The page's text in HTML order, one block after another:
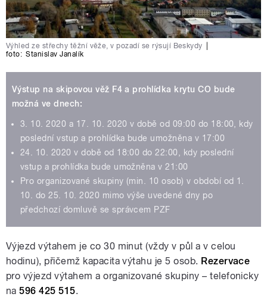
Výhled ze střechy těžní věže, v pozadí se rýsují Beskydy
foto: Stanislav Janalík
Výstup na skipovou věž F4 a prohlídka krytu CO bude
možná ve dnech:
3. 10. 2020 a 17. 10. 2020 v době od 09:00 do 18:00, kdy
poslední vstup a prohlídka bude umožněna v 17:00
24. 10. 2020 v době od 18:00 do 22:00, kdy poslední
vstup a prohlídka bude umožněna v 21:00
Pro organizované skupiny (min. 10 osob) v období od 1.
10. do 25. 10. 2020 mimo výše uvedené dny po
předchozí domluvě se správcem PZF
Výjezd výtahem je co 30 minut (vždy v půl a v celou
hodinu), přičemž kapacita výtahu je 5 osob. Rezervace
pro výjezd výtahem a organizované skupiny – telefonicky
na596 425 515.